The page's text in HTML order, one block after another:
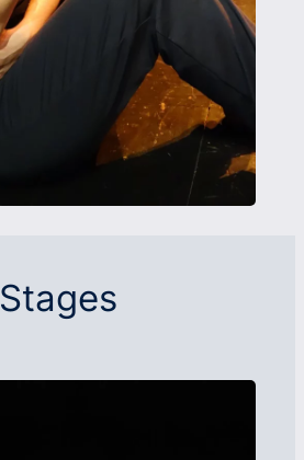
Stages